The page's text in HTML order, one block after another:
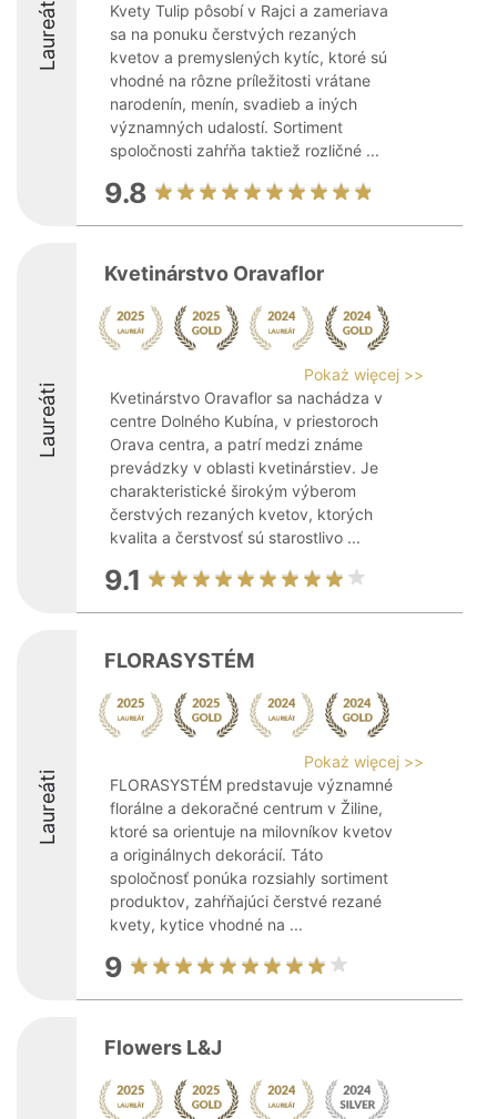
Laureáti
Kvety Tulip pôsobí v Rajci a zameriava
sa na ponuku čerstvých rezaných
kvetov a premyslených kytíc, ktoré sú
vhodné na rôzne príležitosti vrátane
narodenín, menín, svadieb a iných
významných udalostí. Sortiment
spoločnosti zahŕňa taktiež rozličné ...
9.8
Laureáti
Kvetinárstvo Oravaflor
Pokaż więcej >>
Kvetinárstvo Oravaflor sa nachádza v
centre Dolného Kubína, v priestoroch
Orava centra, a patrí medzi známe
prevádzky v oblasti kvetinárstiev. Je
charakteristické širokým výberom
čerstvých rezaných kvetov, ktorých
kvalita a čerstvosť sú starostlivo ...
9.1
Laureáti
FLORASYSTÉM
Pokaż więcej >>
FLORASYSTÉM predstavuje významné
florálne a dekoračné centrum v Žiline,
ktoré sa orientuje na milovníkov kvetov
a originálnych dekorácií. Táto
spoločnosť ponúka rozsiahly sortiment
produktov, zahŕňajúci čerstvé rezané
kvety, kytice vhodné na ...
9
Flowers L&J